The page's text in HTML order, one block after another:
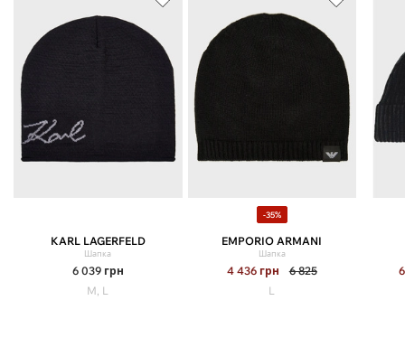
KARL LAGERFELD
Шапка
6 039 грн
M, L
-35%
EMPORIO ARMANI
Шапка
4 436 грн
6 825
L